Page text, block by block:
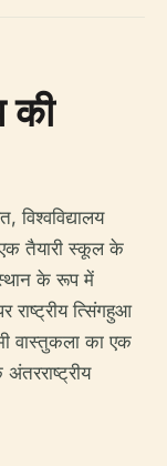
की
विश्वविद्यालय
तैयारी स्कूल के
के रूप में
राष्ट्रीय त्सिंगहुआ
वास्तुकला का एक